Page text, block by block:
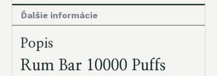
Ďalšie informácie
Popis
Rum Bar 10000 Puffs